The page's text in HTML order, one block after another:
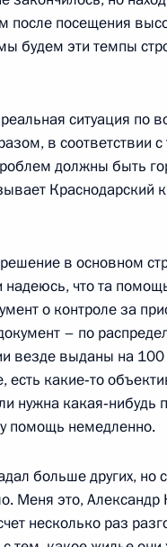
Правительства
Совета Федерации
после посещения
будем эти темпы
ситуация по
в соответствии
должны быть
Краснодарский
в основном
что та
о контроле за
– по
везде выданы на
какие‑то
нужна
помощь немедленно.
больше других, но
Меня это, Александр
несколько раз